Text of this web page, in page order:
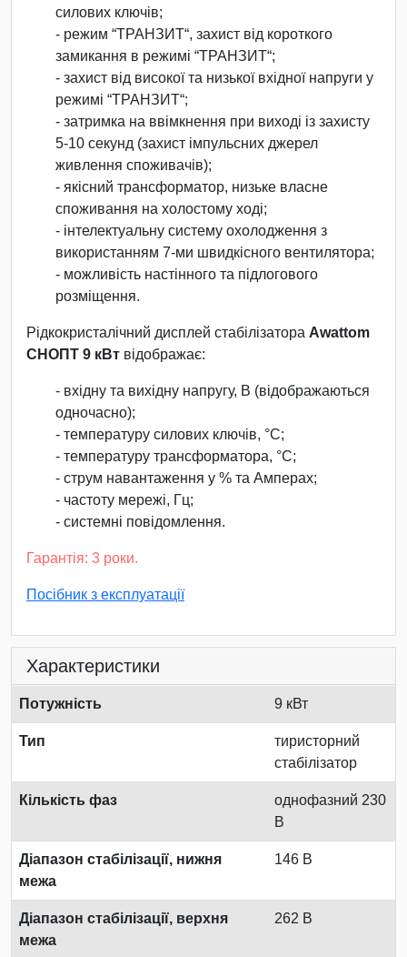
силових ключів;
- режим “ТРАНЗИТ“, захист від короткого
замикання в режимі “ТРАНЗИТ“;
- захист від високої та низької вхідної напруги у
режимі “ТРАНЗИТ“;
- затримка на ввімкнення при виході із захисту
5-10 секунд (захист імпульсних джерел
живлення споживачів);
- якісний трансформатор, низьке власне
споживання на холостому ході;
- інтелектуальну систему охолодження з
використанням 7-ми швидкісного вентилятора;
- можливість настінного та підлогового
розміщення.
Рідкокристалічний дисплей стабілізатора Awattom
СНОПТ 9 кВт відображає:
- вхідну та вихідну напругу, В (відображаються
одночасно);
- температуру силових ключів, °С;
- температуру трансформатора, °С;
- струм навантаження у % та Амперах;
- частоту мережі, Гц;
- системні повідомлення.
Гарантія: 3 роки.
Посібник з експлуатації
Характеристики
Потужність 9 кВт
Тип
тиристорний
стабілізатор
Кількість фаз
однофазний 230
В
Діапазон стабілізації, нижня
межа
146 В
Діапазон стабілізації, верхня
межа
262 В